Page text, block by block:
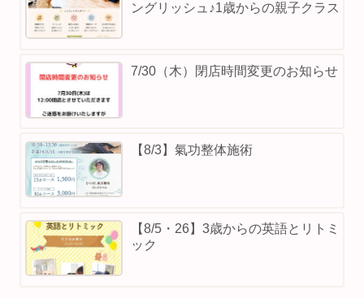
ングリッシュ♪1歳からの親子クラス
7/30（木）閉店時間変更のお知らせ
【8/3】⁡氣功整体施術
【8/5・26】3歳からの英語とリトミ
ック